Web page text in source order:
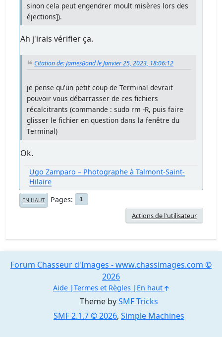
sinon cela peut engendrer moult misères lors des
éjections]).
Ah j'irais vérifier ça.
Citation de: JamesBond le Janvier 25, 2023, 18:06:12
je pense qu'un petit coup de Terminal devrait
pouvoir vous débarrasser de ces fichiers
récalcitrants (commande : sudo rm -R, puis faire
glisser le fichier en question dans la fenêtre du
Terminal)
Ok.
Ugo Zamparo – Photographe à Talmont-Saint-
Hilaire
EN HAUT Pages 1
Actions de l'utilisateur
Theme bySMF Tricks
SMF 2.1.7 © 2026, Simple Machines
Forum Chasseur d'Images - www.chassimages.com ©
2026
Aide Termes et Règles En haut